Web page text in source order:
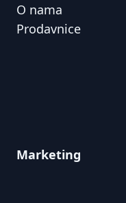
O nama
Prodavnice
Marketing